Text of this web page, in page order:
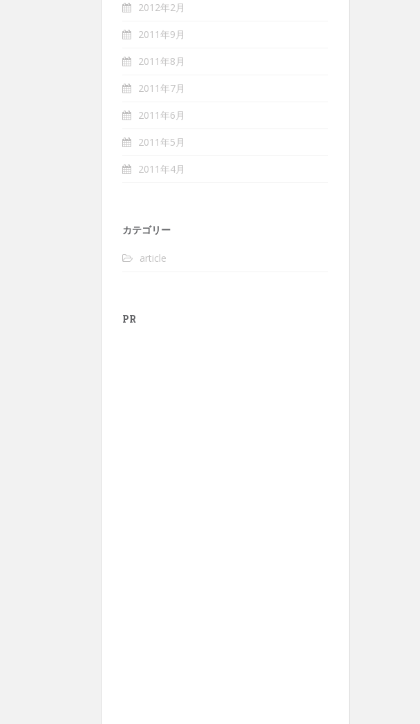
2012年2月
2011年9月
2011年8月
2011年7月
2011年6月
2011年5月
2011年4月
カテゴリー
article
PR